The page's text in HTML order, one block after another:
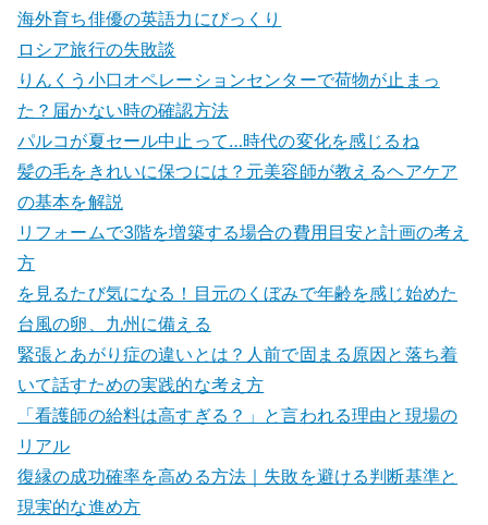
海外育ち俳優の英語力にびっくり
ロシア旅行の失敗談
りんくう小口オペレーションセンターで荷物が止まっ
た？届かない時の確認方法
パルコが夏セール中止って…時代の変化を感じるね
髪の毛をきれいに保つには？元美容師が教えるヘアケア
の基本を解説
リフォームで3階を増築する場合の費用目安と計画の考え
方
を見るたび気になる！目元のくぼみで年齢を感じ始めた
台風の卵、九州に備える
緊張とあがり症の違いとは？人前で固まる原因と落ち着
いて話すための実践的な考え方
「看護師の給料は高すぎる？」と言われる理由と現場の
リアル
復縁の成功確率を高める方法｜失敗を避ける判断基準と
現実的な進め方